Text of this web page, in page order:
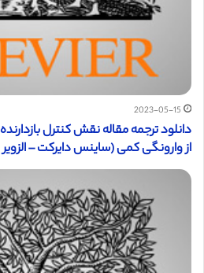
2023-05-15
از وارونگی کمی (ساینس دایرکت – الزویر 2023)